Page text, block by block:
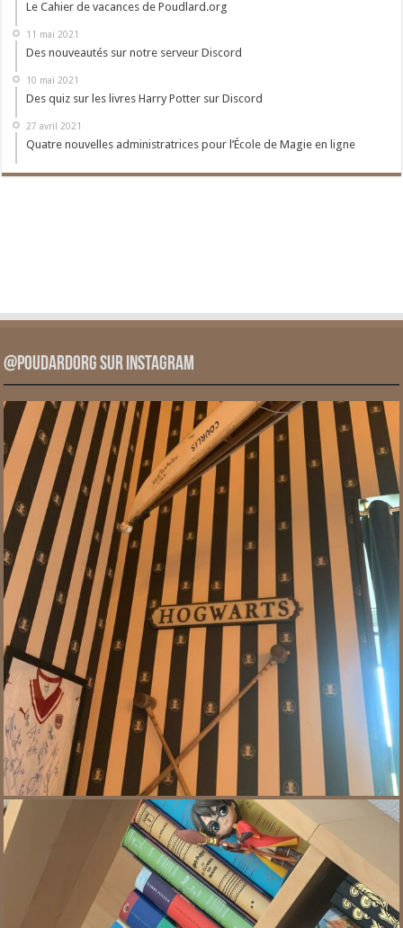
Le Cahier de vacances de Poudlard.org
11 mai 2021
Des nouveautés sur notre serveur Discord
10 mai 2021
Des quiz sur les livres Harry Potter sur Discord
27 avril 2021
Quatre nouvelles administratrices pour l’École de Magie en ligne
@PoudardOrg sur Instagram